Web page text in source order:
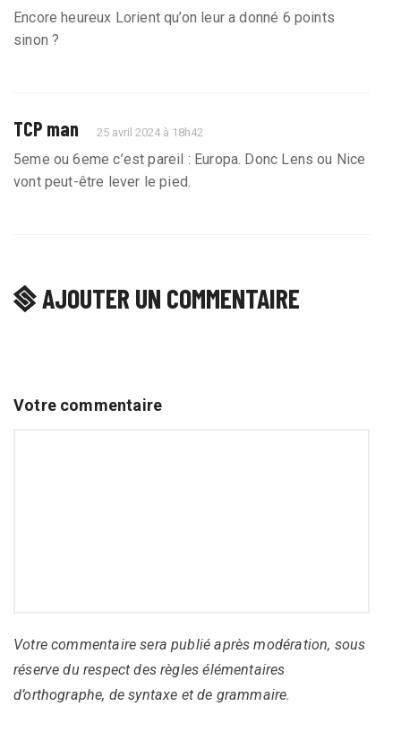
Encore heureux Lorient qu’on leur a donné 6 points
sinon ?
TCP man 25 avril 2024 à 18h42
5eme ou 6eme c’est pareil : Europa. Donc Lens ou Nice
vont peut-être lever le pied.
AJOUTER UN COMMENTAIRE
Votre commentaire
Votre commentaire sera publié après modération, sous
réserve du respect des règles élémentaires
d’orthographe, de syntaxe et de grammaire.